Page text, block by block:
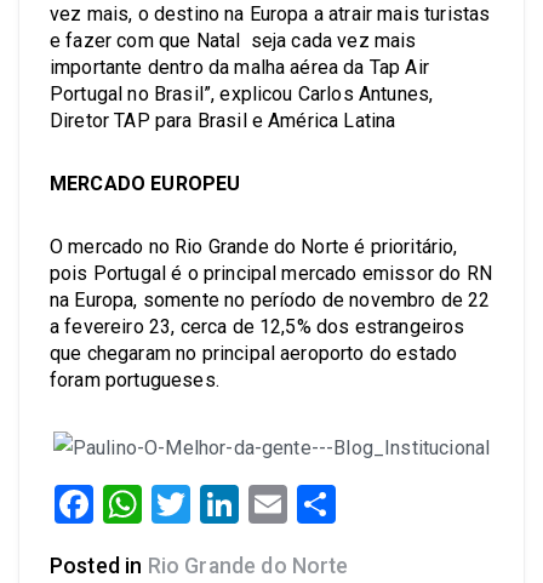
vez mais, o destino na Europa a atrair mais turistas
e fazer com que Natal seja cada vez mais
importante dentro da malha aérea da Tap Air
Portugal no Brasil”, explicou Carlos Antunes,
Diretor TAP para Brasil e América Latina
MERCADO EUROPEU
O mercado no Rio Grande do Norte é prioritário,
pois Portugal é o principal mercado emissor do RN
na Europa, somente no período de novembro de 22
a fevereiro 23, cerca de 12,5% dos estrangeiros
que chegaram no principal aeroporto do estado
foram portugueses.
Facebook
WhatsApp
Twitter
LinkedIn
Email
Posted in Rio Grande do Norte